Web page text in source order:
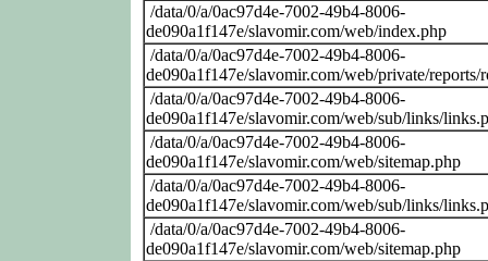
/data/0/a/0ac97d4e-7002-49b4-8006-
de090a1f147e/slavomir.com/web/index.php
/data/0/a/0ac97d4e-7002-49b4-8006-
de090a1f147e/slavomir.com/web/private/reports/
/data/0/a/0ac97d4e-7002-49b4-8006-
de090a1f147e/slavomir.com/web/sub/links/
/data/0/a/0ac97d4e-7002-49b4-8006-
de090a1f147e/slavomir.com/web/sitemap.php
/data/0/a/0ac97d4e-7002-49b4-8006-
de090a1f147e/slavomir.com/web/sub/links/
/data/0/a/0ac97d4e-7002-49b4-8006-
de090a1f147e/slavomir.com/web/sitemap.php